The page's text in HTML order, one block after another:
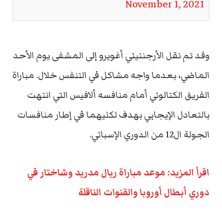
November 1, 2021
وقد تم نقل الأرجنتيني أغويرو إلى المشفى يوم الأحد
الماضي، بعدما واجه مشاكل في التنفس خلال. مباراة
الفريق الكتالوني أمام منافسه ألافيس التي انتهت
بالتعادل الإيجابي بهدف لكليهما في إطار منافسات
الجولة ال12 من الدوري الإسباني.
اقرأ المزيد: موعد مباراة ريال مدريد وشاختار في
دوري أبطال أوروبا والقنوات الناقلة